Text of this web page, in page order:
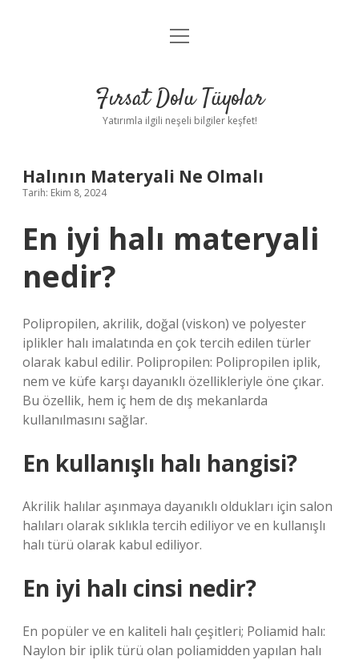
Gizlilik Politikası
Yasal Uyarı
menüyü
Fırsat Dolu Tüyolar
Yatırımla ilgili neşeli bilgiler keşfet!
Halının Materyali Ne Olmalı
Tarih: Ekim 8, 2024
En iyi halı materyali
nedir?
Polipropilen, akrilik, doğal (viskon) ve polyester
iplikler halı imalatında en çok tercih edilen türler
olarak kabul edilir. Polipropilen: Polipropilen iplik,
nem ve küfe karşı dayanıklı özellikleriyle öne çıkar.
Bu özellik, hem iç hem de dış mekanlarda
kullanılmasını sağlar.
En kullanışlı halı hangisi?
Akrilik halılar aşınmaya dayanıklı oldukları için salon
halıları olarak sıklıkla tercih ediliyor ve en kullanışlı
halı türü olarak kabul ediliyor.
En iyi halı cinsi nedir?
En popüler ve en kaliteli halı çeşitleri; Poliamid halı:
Naylon bir iplik türü olan poliamidden yapılan halı